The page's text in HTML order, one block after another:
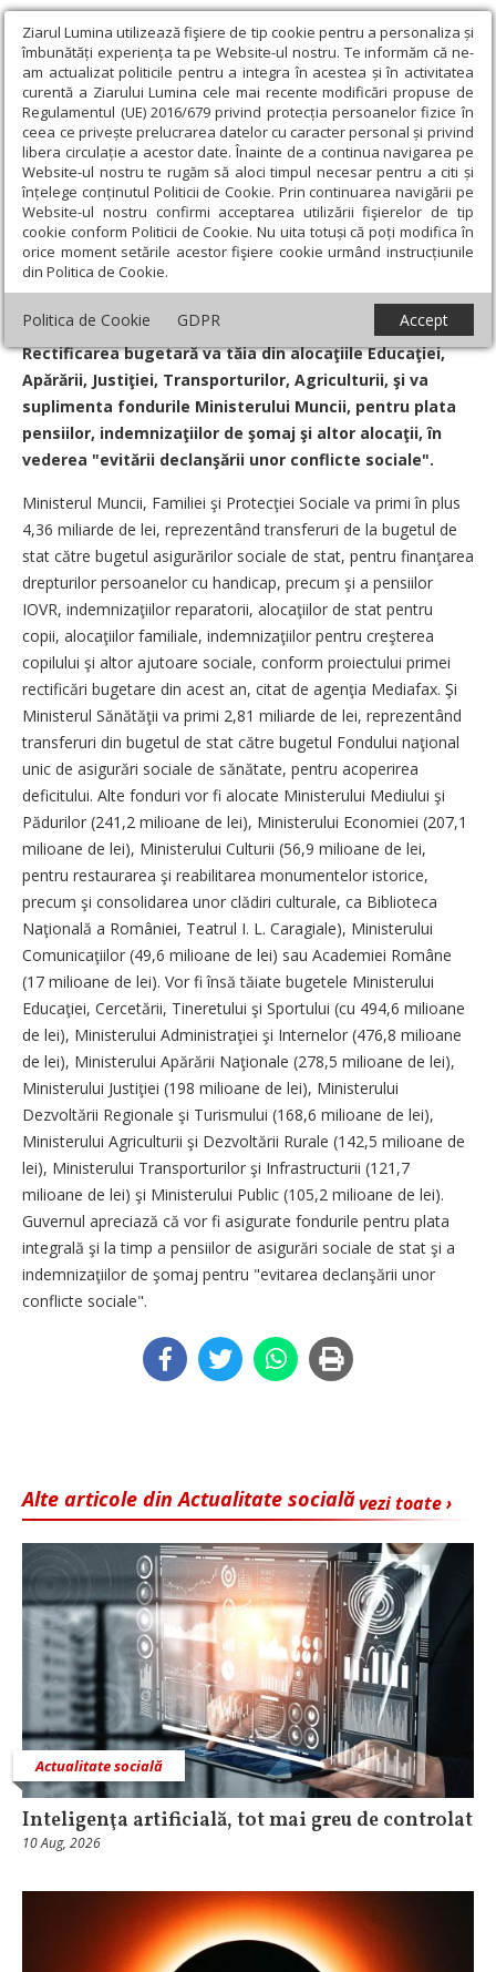
Ziarul Lumina utilizează fişiere de tip cookie pentru a personaliza și
îmbunătăți experiența ta pe Website-ul nostru. Te informăm că ne-
am actualizat politicile pentru a integra în acestea și în activitatea
curentă a Ziarului Lumina cele mai recente modificări propuse de
Regulamentul (UE) 2016/679 privind protecția persoanelor fizice în
ceea ce privește prelucrarea datelor cu caracter personal și privind
libera circulație a acestor date. Înainte de a continua navigarea pe
Website-ul nostru te rugăm să aloci timpul necesar pentru a citi și
înțelege conținutul Politicii de Cookie. Prin continuarea navigării pe
Website-ul nostru confirmi acceptarea utilizării fişierelor de tip
cookie conform Politicii de Cookie. Nu uita totuși că poți modifica în
orice moment setările acestor fişiere cookie urmând instrucțiunile
din Politica de Cookie.
Politica de Cookie GDPR Accept
Ziarul Lumina › Societate › Actualitate socială › Prima rectificare
bugetară din acest an
Prima rectificare bugetară din acest an
Un articol de:Bogdan Cronţ -13 August 2010
Rectificarea bugetară va tăia din alocaţiile Educaţiei,
Apărării, Justiţiei, Transporturilor, Agriculturii, şi va
suplimenta fondurile Ministerului Muncii, pentru plata
pensiilor, indemnizaţiilor de şomaj şi altor alocaţii, în
vederea "evitării declanşării unor conflicte sociale".
Ministerul Muncii, Familiei şi Protecţiei Sociale va primi în plus
4,36 miliarde de lei, reprezentând transferuri de la bugetul de
stat către bugetul asigurărilor sociale de stat, pentru finanţarea
drepturilor persoanelor cu handicap, precum şi a pensiilor
IOVR, indemnizaţiilor reparatorii, alocaţiilor de stat pentru
copii, alocaţiilor familiale, indemnizaţiilor pentru creşterea
copilului şi altor ajutoare sociale, conform proiectului primei
rectificări bugetare din acest an, citat de agenţia Mediafax. Şi
Ministerul Sănătăţii va primi 2,81 miliarde de lei, reprezentând
transferuri din bugetul de stat către bugetul Fondului naţional
unic de asigurări sociale de sănătate, pentru acoperirea
deficitului. Alte fonduri vor fi alocate Ministerului Mediului şi
Pădurilor (241,2 milioane de lei), Ministerului Economiei (207,1
milioane de lei), Ministerului Culturii (56,9 milioane de lei,
pentru restaurarea şi reabilitarea monumentelor istorice,
precum şi consolidarea unor clădiri culturale, ca Biblioteca
Naţională a României, Teatrul I. L. Caragiale), Ministerului
Comunicaţiilor (49,6 milioane de lei) sau Academiei Române
(17 milioane de lei). Vor fi însă tăiate bugetele Ministerului
Educaţiei, Cercetării, Tineretului şi Sportului (cu 494,6 milioane
de lei), Ministerului Administraţiei şi Internelor (476,8 milioane
de lei), Ministerului Apărării Naţionale (278,5 milioane de lei),
Ministerului Justiţiei (198 milioane de lei), Ministerului
Dezvoltării Regionale şi Turismului (168,6 milioane de lei),
Ministerului Agriculturii şi Dezvoltării Rurale (142,5 milioane de
lei), Ministerului Transporturilor şi Infrastructurii (121,7
milioane de lei) şi Ministerului Public (105,2 milioane de lei).
Guvernul apreciază că vor fi asigurate fondurile pentru plata
integrală şi la timp a pensiilor de asigurări sociale de stat şi a
indemnizaţiilor de şomaj pentru "evitarea declanşării unor
conflicte sociale".
vezi toate ›
Alte articole din Actualitate socială
Actualitate socială
Inteligenţa artificială, tot mai greu de controlat
10 Aug, 2026